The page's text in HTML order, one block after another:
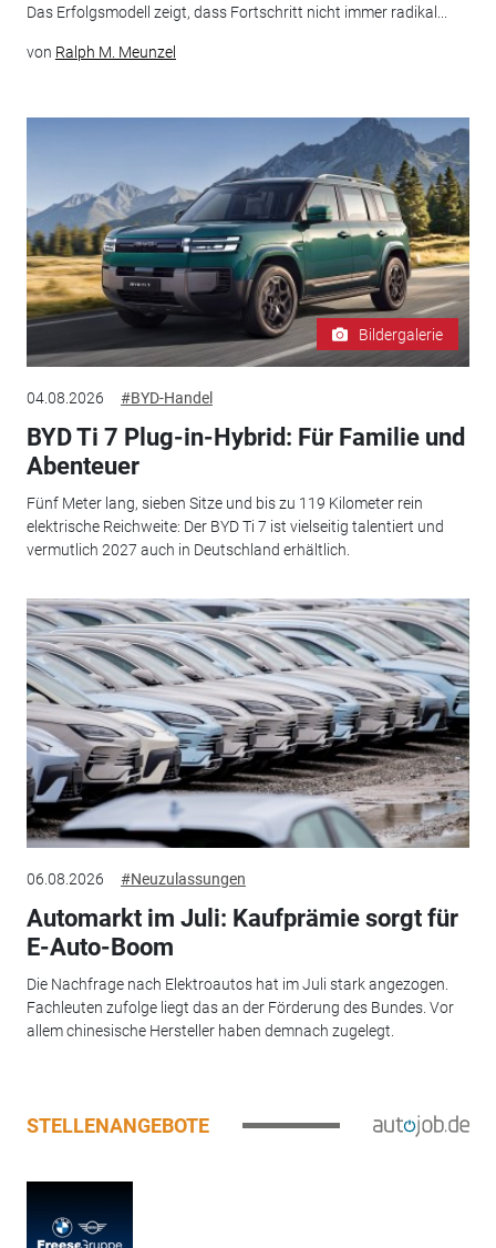
Das Erfolgsmodell zeigt, dass Fortschritt nicht immer radikal...
von Ralph M. Meunzel
Bildergalerie
04.08.2026 #BYD-Handel
BYD Ti 7 Plug-in-Hybrid: Für Familie und
Abenteuer
Fünf Meter lang, sieben Sitze und bis zu 119 Kilometer rein
elektrische Reichweite: Der BYD Ti 7 ist vielseitig talentiert und
vermutlich 2027 auch in Deutschland erhältlich.
06.08.2026 #Neuzulassungen
Automarkt im Juli: Kaufprämie sorgt für
E-Auto-Boom
Die Nachfrage nach Elektroautos hat im Juli stark angezogen.
Fachleuten zufolge liegt das an der Förderung des Bundes. Vor
allem chinesische Hersteller haben demnach zugelegt.
STELLENANGEBOTE